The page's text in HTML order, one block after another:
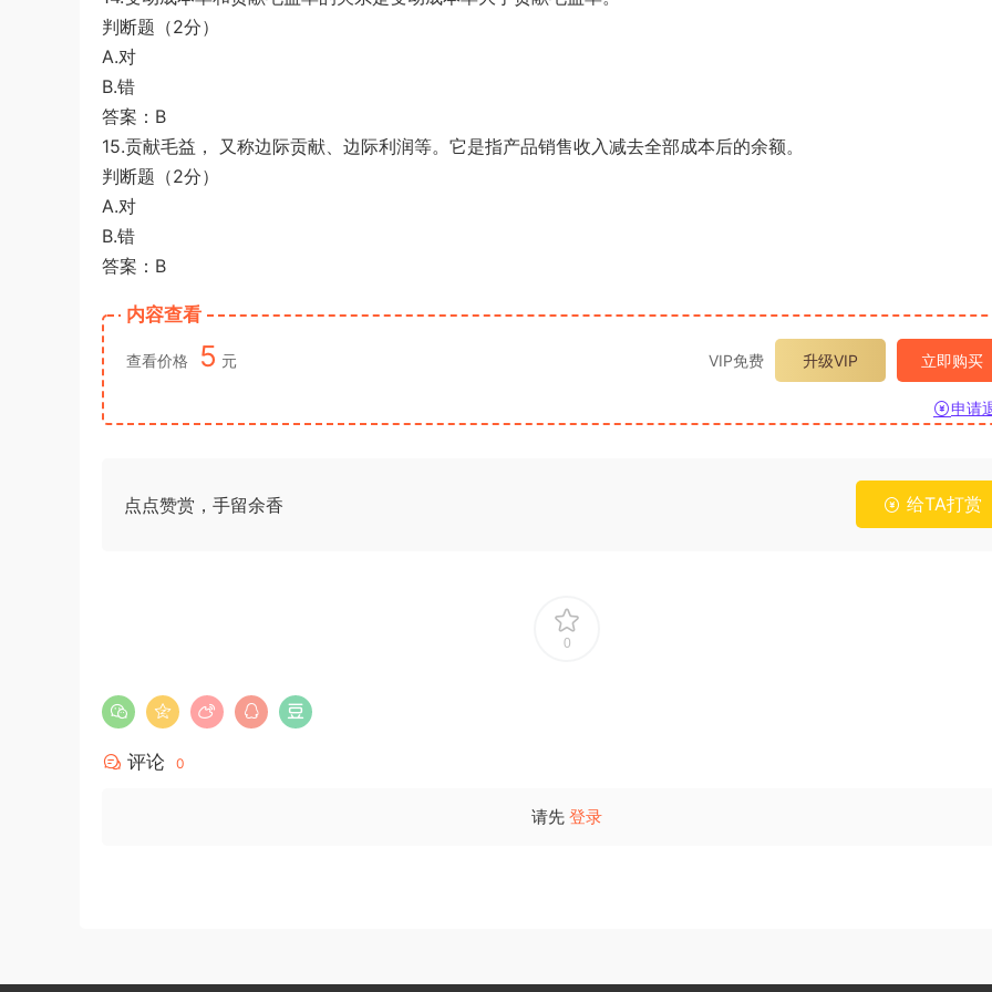
判断题（2分）
A.对
B.错
答案：B
15.贡献毛益， 又称边际贡献、边际利润等。它是指产品销售收入减去全部成本后的余额。
判断题（2分）
A.对
B.错
答案：B
内容查看
查看价格 5 元 VIP免费 升级VIP 立即购买
申请
点点赞赏，手留余香 给TA打赏
0
评论 0
请先 登录